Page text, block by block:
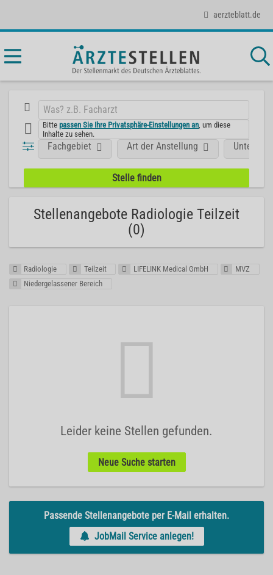
aerzteblatt.de
Bittepassen Sie Ihre Privatsphäre-Einstellungen an , um diese
Inhalte zu sehen.
Fachgebiet Art der Anstellung
Stellenangebote Radiologie Teilzeit
(0)
Radiologie Teilzeit LIFELINK Medical GmbH
MVZ
Niedergelassener Bereich
Leider keine Stellen gefunden.
Neue Suche starten
Passende Stellenangebote per E-Mail erhalten.
JobMail Service anlegen!